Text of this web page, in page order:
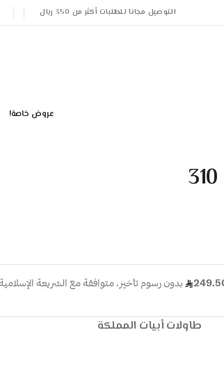
التوصيل مجانا للطلبات أكثر من 350 ريال
عروض خاصة!
طاولات أبيات المملكة